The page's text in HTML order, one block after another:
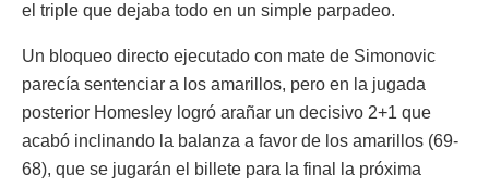
el triple que dejaba todo en un simple parpadeo.
Un bloqueo directo ejecutado con mate de Simonovic
parecía sentenciar a los amarillos, pero en la jugada
posterior Homesley logró arañar un decisivo 2+1 que
acabó inclinando la balanza a favor de los amarillos (69-
68), que se jugarán el billete para la final la próxima